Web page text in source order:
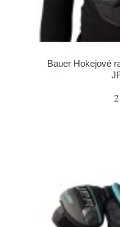
Bauer Hokejové